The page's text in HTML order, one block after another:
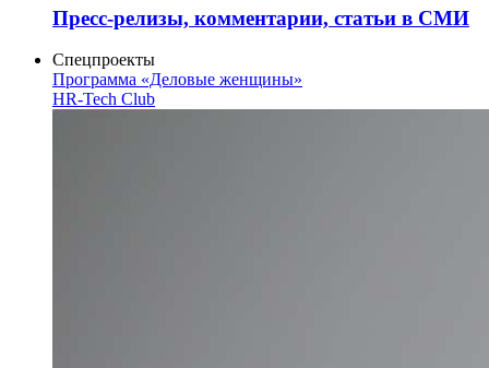
Пресс-релизы, комментарии, статьи в СМИ
Спецпроекты
Программа «Деловые женщины»
HR-Tech Club